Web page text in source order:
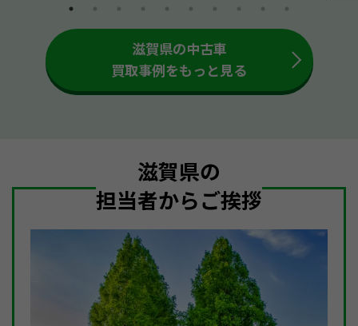
滋賀県の中古車
買取事例をもっと見る
滋賀県の
担当者からご挨拶